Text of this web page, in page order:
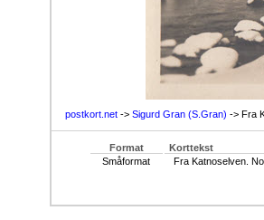
postkort.net -> Sigurd Gran (S.Gran) -> Fra
Format
Korttekst
Småformat
Fra Katnoselven.